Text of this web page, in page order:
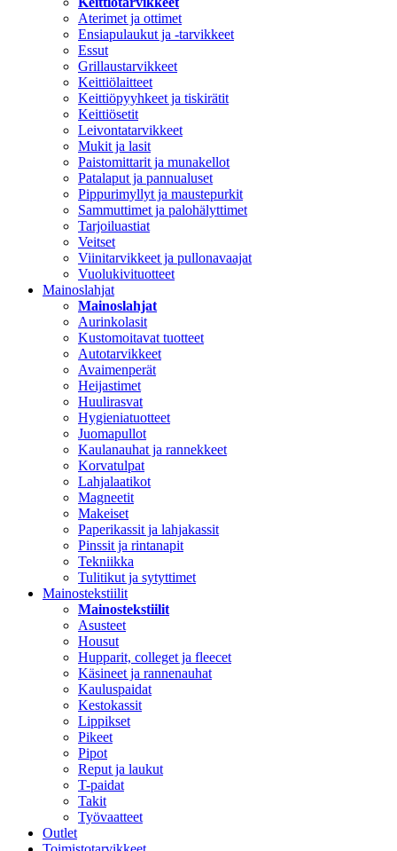
Aterimet ja ottimet
Ensiapulaukut ja -tarvikkeet
Essut
Grillaustarvikkeet
Keittiölaitteet
Keittiöpyyhkeet ja tiskirätit
Keittiösetit
Leivontatarvikkeet
Mukit ja lasit
Paistomittarit ja munakellot
Patalaput ja pannualuset
Pippurimyllyt ja maustepurkit
Sammuttimet ja palohälyttimet
Tarjoiluastiat
Veitset
Viinitarvikkeet ja pullonavaajat
Vuolukivituotteet
Mainoslahjat
Mainoslahjat
Aurinkolasit
Kustomoitavat tuotteet
Autotarvikkeet
Avaimenperät
Heijastimet
Huulirasvat
Hygieniatuotteet
Juomapullot
Kaulanauhat ja rannekkeet
Korvatulpat
Lahjalaatikot
Magneetit
Makeiset
Paperikassit ja lahjakassit
Pinssit ja rintanapit
Tekniikka
Tulitikut ja sytyttimet
Mainostekstiilit
Mainostekstiilit
Asusteet
Housut
Hupparit, colleget ja fleecet
Käsineet ja rannenauhat
Kauluspaidat
Kestokassit
Lippikset
Pikeet
Pipot
Reput ja laukut
T-paidat
Takit
Työvaatteet
Outlet